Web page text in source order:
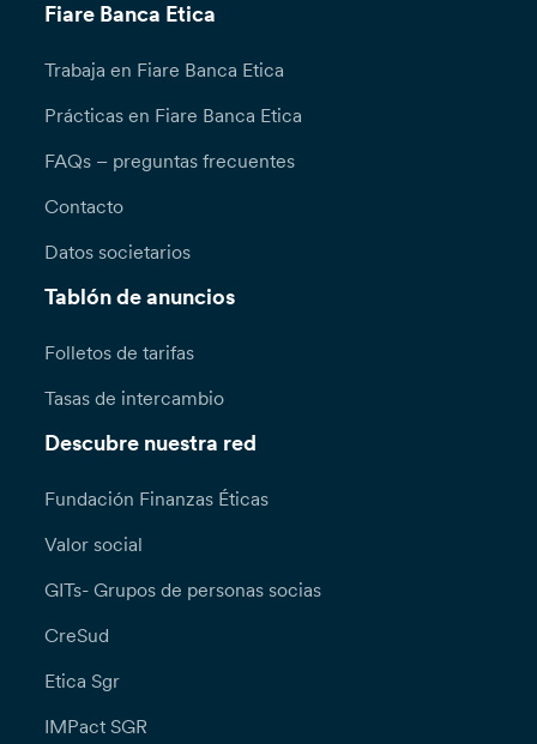
Fiare Banca Etica
Trabaja en Fiare Banca Etica
Prácticas en Fiare Banca Etica
FAQs – preguntas frecuentes
Contacto
Datos societarios
Tablón de anuncios
Folletos de tarifas
Tasas de intercambio
Descubre nuestra red
Fundación Finanzas Éticas
Valor social
GITs- Grupos de personas socias
CreSud
Etica Sgr
IMPact SGR